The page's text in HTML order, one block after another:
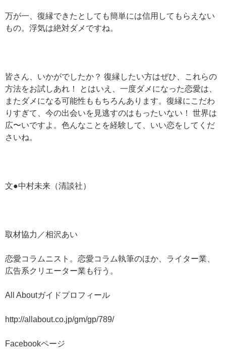
万が一、復縁できたとしても簡単には信用してもらえない
もの。浮気は絶対ダメですね。
皆さん、いかがでしたか？ 復縁したい方はぜひ、これらの
方法をお試しあれ！ とはいえ、一度ダメになった恋愛は、
またダメになる可能性ももちろんあります。復縁にこだわ
りすぎて、今の出会いを見逃すのはもったいない！ 世界は
広〜いですよ。色んなことを経験して、いい恋をしてくだ
さいね。
文●中村未来（清談社）
取材協力／相沢あい
恋愛コラムニスト。恋愛コラム執筆のほか、ライター業、
広告系クリエーター業も行う。
All Aboutガイドプロフィール
http://allabout.co.jp/gm/gp/789/
Facebookページ